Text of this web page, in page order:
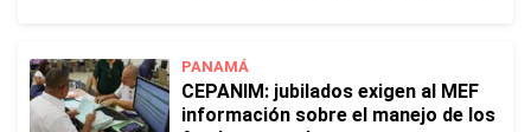
PANAMÁ
CEPANIM: jubilados exigen al MEF
información sobre el manejo de los